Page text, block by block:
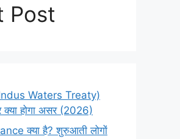
Post
Waters Treaty)
क्या होगा असर (2026)
क्या है? शुरुआती लोगों